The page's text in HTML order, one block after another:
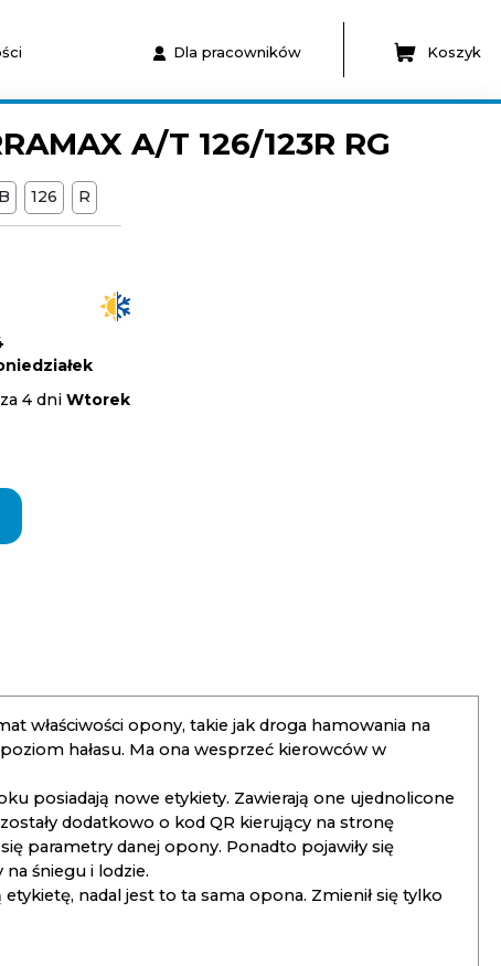
Dla pracowników Koszyk
A/T 126/123R RG
126 R
4 dni Wtorek
właściwości opony, takie jak droga hamowania na
hałasu. Ma ona wesprzeć kierowców w
posiadają nowe etykiety. Zawierają one ujednolicone
dodatkowo o kod QR kierujący na stronę
parametry danej opony. Ponadto pojawiły się
śniegu i lodzie.
nadal jest to ta sama opona. Zmienił się tylko